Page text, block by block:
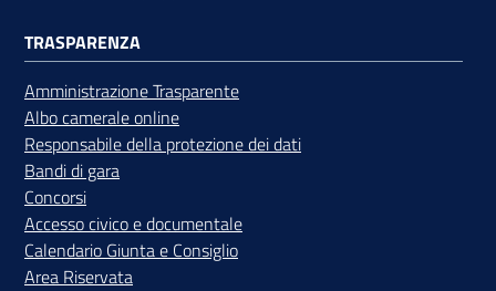
TRASPARENZA
Amministrazione Trasparente
Albo camerale online
Responsabile della protezione dei dati
Bandi di gara
Concorsi
Accesso civico e documentale
Calendario Giunta e Consiglio
Area Riservata